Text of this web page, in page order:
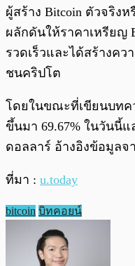
ผู้สร้าง Bitcoin ตัวจริง
ผลักดันให้ราคาเหรียญ
รวดเร็วและได้สร้างค
ชนคริปโต
โดยในขณะที่เขียนบทค
ขึ้นมา 69.67% ในวันนี้
ดอลลาร์ อ้างอิงข้อมูลจ
ที่มา : u.today
bitcoin บิทคอยน์